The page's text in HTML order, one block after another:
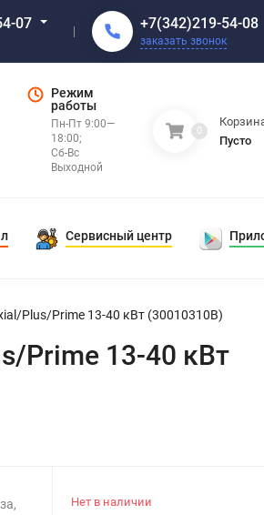
07 +7(342)219-54-08
заказать звонок
Режим
работы
Пн-Пт 9:00—
18:00;
Сб-Вс
Выходной
0
Пусто
Сервисный центр
Plus/Prime 13-40 кВт (30010310B)
Prime 13-40 кВт
Нет в наличии